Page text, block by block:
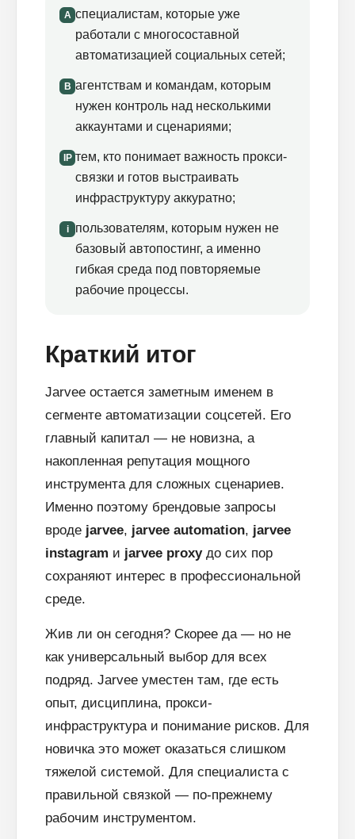
A специалистам, которые уже
работали с многосоставной
автоматизацией социальных сетей;
B агентствам и командам, которым
нужен контроль над несколькими
аккаунтами и сценариями;
IP тем, кто понимает важность прокси-
связки и готов выстраивать
инфраструктуру аккуратно;
i
пользователям, которым нужен не
базовый автопостинг, а именно
гибкая среда под повторяемые
рабочие процессы.
Краткий итог
Jarvee остается заметным именем в
сегменте автоматизации соцсетей. Его
главный капитал — не новизна, а
накопленная репутация мощного
инструмента для сложных сценариев.
Именно поэтому брендовые запросы
вроде jarvee, jarvee automation, jarvee
instagram и jarvee proxyдо сих пор
сохраняют интерес в профессиональной
среде.
Жив ли он сегодня? Скорее да — но не
как универсальный выбор для всех
подряд. Jarvee уместен там, где есть
опыт, дисциплина, прокси-
инфраструктура и понимание рисков. Для
новичка это может оказаться слишком
тяжелой системой. Для специалиста с
правильной связкой — по-прежнему
рабочим инструментом.